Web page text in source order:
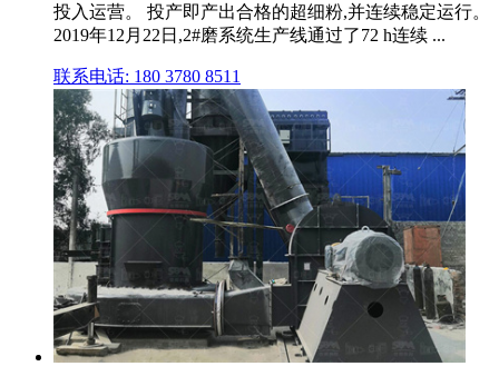
投入运营。 投产即产出合格的超细粉,并连续稳定运行。
2019年12月22日,2#磨系统生产线通过了72 h连续 ...
联系电话: 180 3780 8511